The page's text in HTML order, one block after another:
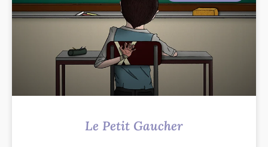
Le Petit Gaucher